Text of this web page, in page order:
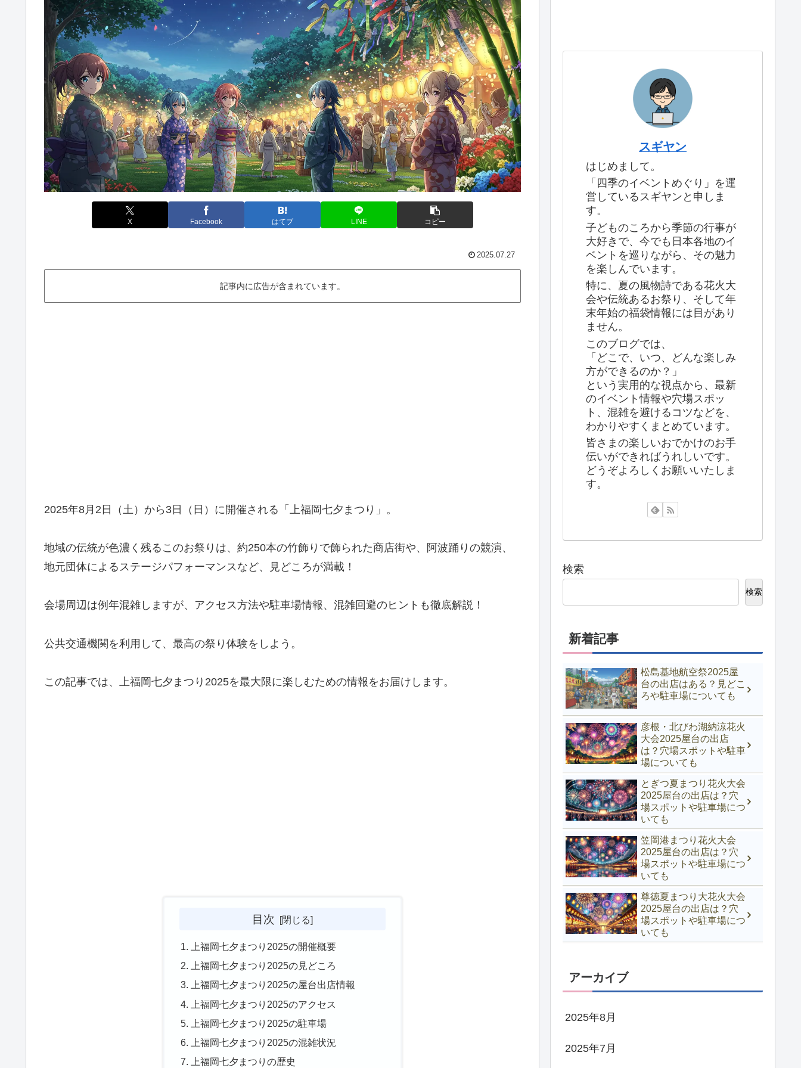
X Facebook はてブ LINE コピー
2025.07.27
記事内に広告が含まれています。
2025年8月2日（土）から3日（日）に開催される「上福岡七夕まつり」。
地域の伝統が色濃く残るこのお祭りは、約250本の竹飾りで飾られた商店街や、阿波踊りの競演、
地元団体によるステージパフォーマンスなど、見どころが満載！
会場周辺は例年混雑しますが、アクセス方法や駐車場情報、混雑回避のヒントも徹底解説！
公共交通機関を利用して、最高の祭り体験をしよう。
この記事では、上福岡七夕まつり2025を最大限に楽しむための情報をお届けします。
目次
上福岡七夕まつり2025の開催概要
上福岡七夕まつり2025の見どころ
上福岡七夕まつり2025の屋台出店情報
上福岡七夕まつり2025のアクセス
上福岡七夕まつり2025の駐車場
上福岡七夕まつり2025の混雑状況
上福岡七夕まつりの歴史
スギヤン
はじめまして。
「四季のイベントめぐり」を運
営しているスギヤンと申しま
す。
子どものころから季節の行事が
大好きで、今でも日本各地のイ
ベントを巡りながら、その魅力
を楽しんでいます。
特に、夏の風物詩である花火大
会や伝統あるお祭り、そして年
末年始の福袋情報には目があり
ません。
このブログでは、
「どこで、いつ、どんな楽しみ
方ができるのか？」
という実用的な視点から、最新
のイベント情報や穴場スポッ
ト、混雑を避けるコツなどを、
わかりやすくまとめています。
皆さまの楽しいおでかけのお手
伝いができればうれしいです。
どうぞよろしくお願いいたしま
す。
検索
検索
新着記事
松島基地航空祭2025屋
台の出店はある？見どこ
ろや駐車場についても
彦根・北びわ湖納涼花火
大会2025屋台の出店
は？穴場スポットや駐車
場についても
とぎつ夏まつり花火大会
2025屋台の出店は？穴
場スポットや駐車場につ
いても
笠岡港まつり花火大会
2025屋台の出店は？穴
場スポットや駐車場につ
いても
尊徳夏まつり大花火大会
2025屋台の出店は？穴
場スポットや駐車場につ
いても
アーカイブ
2025年8月
2025年7月